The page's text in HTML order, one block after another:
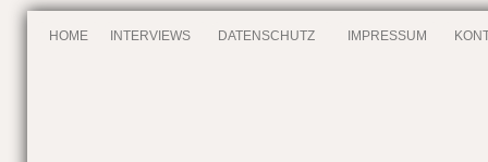
HOME INTERVIEWS DATENSCHUTZ IMPRESSUM